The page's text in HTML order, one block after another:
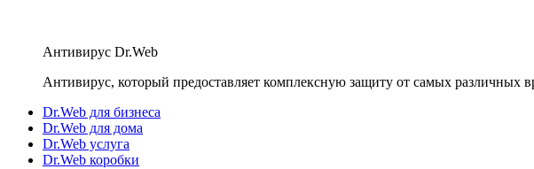
Антивирус Dr.Web
Антивирус, который предоставляет комплексную защиту от самых различных
Dr.Web для бизнеса
Dr.Web для дома
Dr.Web услуга
Dr.Web коробки